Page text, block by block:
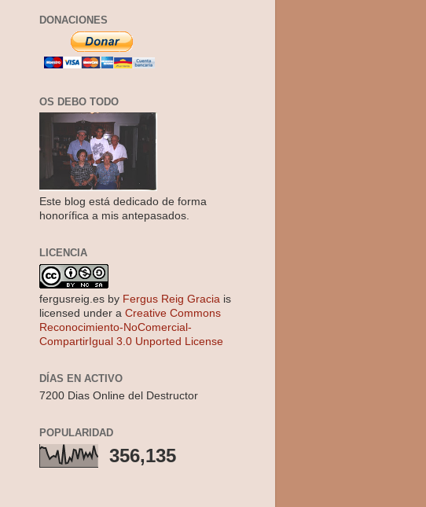
DONACIONES
OS DEBO TODO
Este blog está dedicado de forma
honorífica a mis antepasados.
LICENCIA
fergusreig.es by Fergus Reig Gracia is
licensed under a Creative Commons
Reconocimiento-NoComercial-
CompartirIgual 3.0 Unported License
DÍAS EN ACTIVO
7200 Dias Online del Destructor
POPULARIDAD
356,135